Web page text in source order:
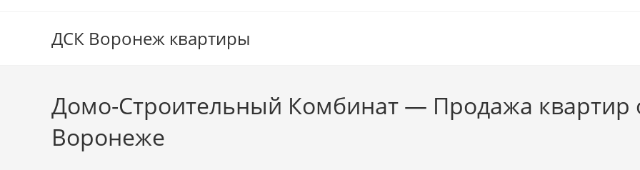
содержимомуДСК Воронеж квартиры
Домо-Строительный Комбинат — Продажа квартир
Воронеже